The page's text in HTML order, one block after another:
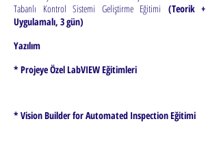
Tabanlı Kontrol Sistemi Geliştirme Eğitimi (Teorik +
Uygulamalı, 3 gün)
Yazılım
* Projeye Özel LabVIEW Eğitimleri
* Vision Builder for Automated Inspection Eğitimi